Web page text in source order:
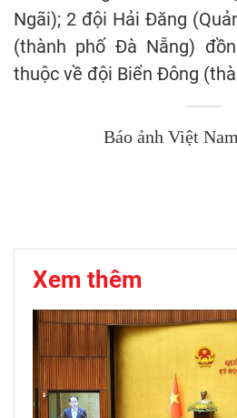
Ngãi); 2 đội Hải Đăng
(thành phố Đà Nẵng)
thuộc về đội Biển Đông
Báo ảnh Việt
Xem thêm